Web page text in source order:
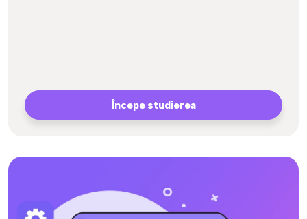
Începe studierea